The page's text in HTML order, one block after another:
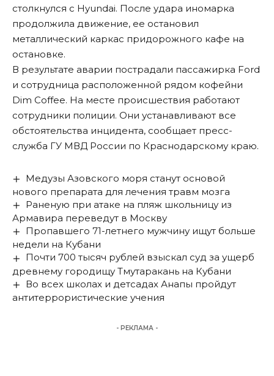
столкнулся с Hyundai. После удара иномарка
продолжила движение, ее остановил
металлический каркас придорожного кафе на
остановке.
В результате аварии пострадали пассажирка Ford
и сотрудница расположенной рядом кофейни
Dim Coffee. На месте происшествия работают
сотрудники полиции. Они устанавливают все
обстоятельства инцидента, сообщает пресс-
служба ГУ МВД России по Краснодарскому краю.
Медузы Азовского моря станут основой
нового препарата для лечения травм мозга
Раненую при атаке на пляж школьницу из
Армавира переведут в Москву
Пропавшего 71-летнего мужчину ищут больше
недели на Кубани
Почти 700 тысяч рублей взыскал суд за ущерб
древнему городищу Тмутаракань на Кубани
Во всех школах и детсадах Анапы пройдут
антитеррористические учения
- РЕКЛАМА -